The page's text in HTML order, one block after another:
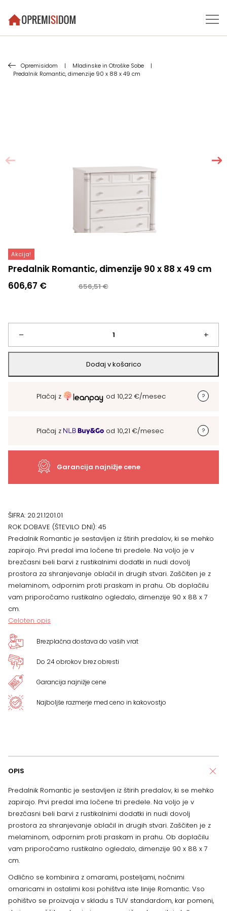
Opremisidom | Mladinske in Otroške Sobe
|
Predalnik Romantic, dimenzije 90 x 88 x 49 cm
Akcija!
Predalnik Romantic, dimenzije 90 x 88 x 49 cm
656,51€
Izvirna
bila:
656,51 €.
606,67 €
Trenutna
606,67 €.
–
Predalnik
Romantic,
dimenzije
49
količina
+
Dodaj v košarico
Plačaj z od 10,22 €/mesec
Plačaj z od 10,21 €/mesec
Garancija najnižje cene
ŠIFRA: 20.21.1201.01
ROK DOBAVE (ŠTEVILO DNI): 45
Predalnik Romantic je sestavljen iz štirih predalov, ki se mehko
zapirajo. Prvi predal ima ločene tri predele. Na voljo je v
brezčasni beli barvi z rustikalnimi dodatki in nudi dovolj
prostora za shranjevanje oblačil in drugih stvari. Zaščiten je z
melaminom, odpornim proti praskam in prahu. Ob doplačilu
vam priporočamo rustikalno ogledalo, dimenzije 90 x 88 x 7
cm.
Celoten opis
Brezplačna dostava do vaših vrat
Do 24 obrokov brez obresti
Garancija najnižje cene
Najboljše razmerje med ceno in kakovostjo
OPIS
Predalnik Romantic je sestavljen iz štirih predalov, ki se mehko
zapirajo. Prvi predal ima ločene tri predele. Na voljo je v
brezčasni beli barvi z rustikalnimi dodatki in nudi dovolj
prostora za shranjevanje oblačil in drugih stvari. Zaščiten je z
melaminom, odpornim proti praskam in prahu. Ob doplačilu
vam priporočamo rustikalno ogledalo, dimenzije 90 x 88 x 7
cm.
Odlično se kombinira z omarami, posteljami, nočnimi
omaricami in ostalimi kosi pohištva iste linije Romantic. Vso
pohištvo se proizvaja v skladu s TUV standardom, kar pomeni,